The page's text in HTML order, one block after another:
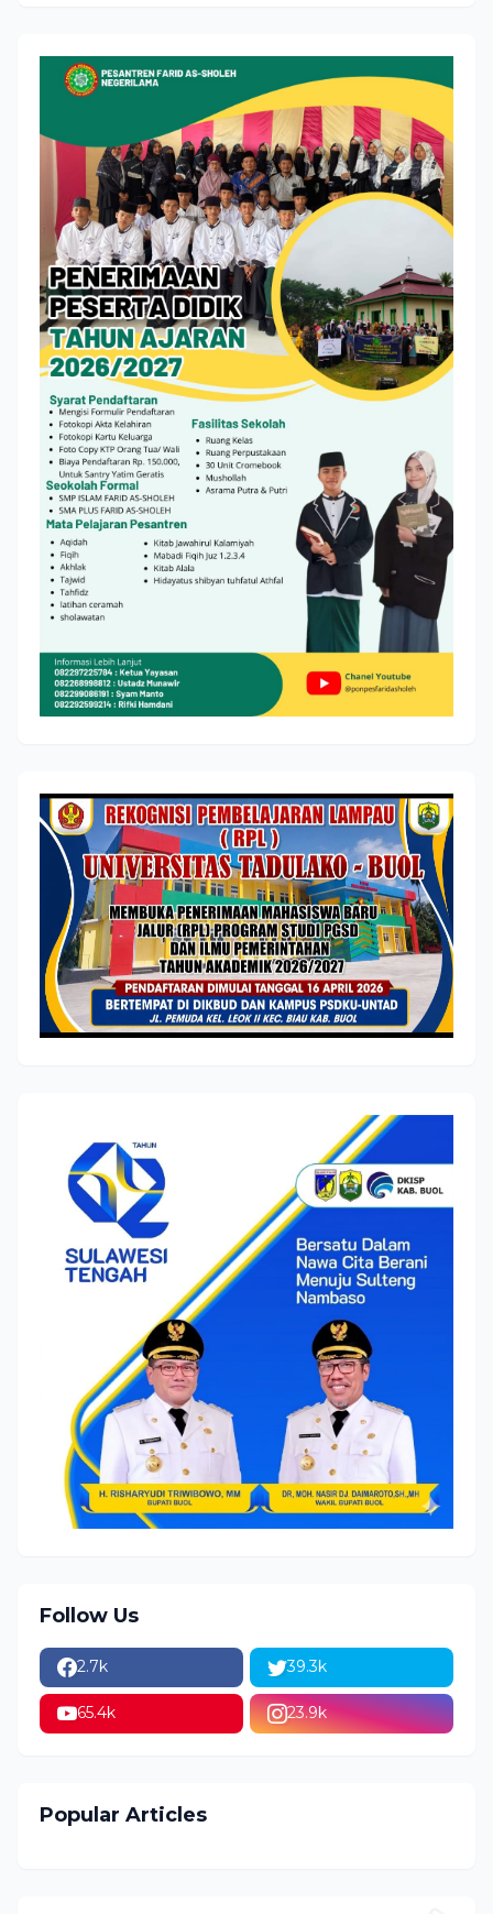
Follow Us
2.7k 39.3k
65.4k 23.9k
Popular Articles